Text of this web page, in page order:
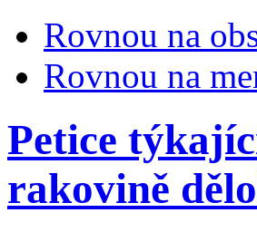
Rovnou na
Rovnou na
Petice
rakovině